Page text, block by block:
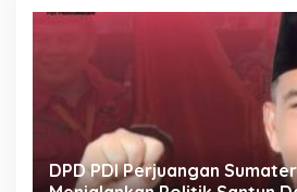
Tingkatkan Koordinasi